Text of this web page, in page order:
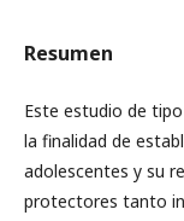
Resumen
Este estudio de
la finalidad de
adolescentes y su
protectores tanto